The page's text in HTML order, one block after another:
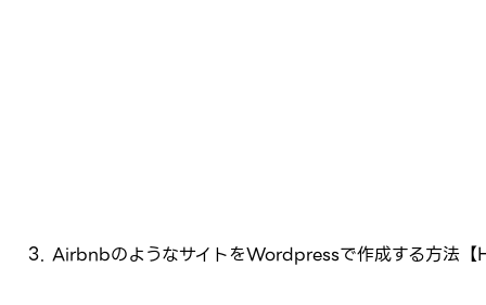
AirbnbのようなサイトをWordpressで作成する方法